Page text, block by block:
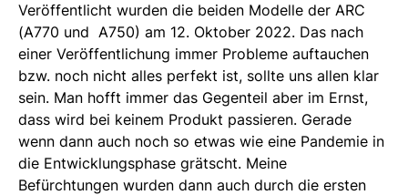
Veröffentlicht wurden die beiden Modelle der ARC
(A770 und A750) am 12. Oktober 2022. Das nach
einer Veröffentlichung immer Probleme auftauchen
bzw. noch nicht alles perfekt ist, sollte uns allen klar
sein. Man hofft immer das Gegenteil aber im Ernst,
dass wird bei keinem Produkt passieren. Gerade
wenn dann auch noch so etwas wie eine Pandemie in
die Entwicklungsphase grätscht. Meine
Befürchtungen wurden dann auch durch die ersten